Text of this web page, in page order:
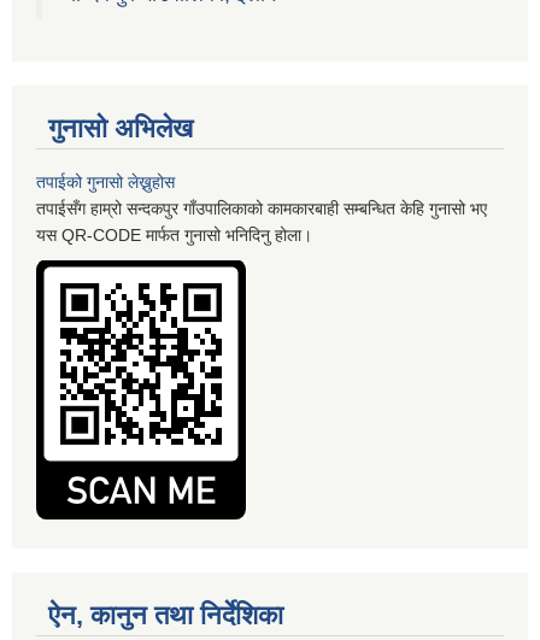
गुनासो अभिलेख
तपाईको गुनासो लेख्नुहोस
तपाईसँग हाम्रो सन्दकपुर गाँउपालिकाको कामकारबाही सम्बन्धित केहि गुनासो भए
यस QR-CODE मार्फत गुनासो भनिदिनु होला।
ऐन, कानुन तथा निर्देशिका